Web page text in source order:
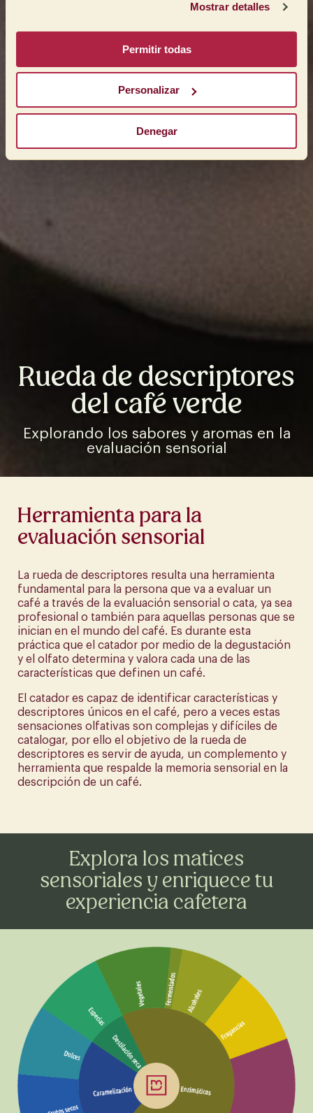
Mostrar detalles
Permitir todas
Personalizar
Denegar
Rueda de descriptores
del café verde
Explorando los sabores y aromas en la
evaluación sensorial
Herramienta para la
evaluación sensorial
La rueda de descriptores resulta una herramienta
fundamental para la persona que va a evaluar un
café a través de la evaluación sensorial o cata, ya sea
profesional o también para aquellas personas que se
inician en el mundo del café. Es durante esta
práctica que el catador por medio de la degustación
y el olfato determina y valora cada una de las
características que definen un café.
El catador es capaz de identificar características y
descriptores únicos en el café, pero a veces estas
sensaciones olfativas son complejas y difíciles de
catalogar, por ello el objetivo de la rueda de
descriptores es servir de ayuda, un complemento y
herramienta que respalde la memoria sensorial en la
descripción de un café.
Explora los matices
sensoriales y enriquece tu
experiencia cafetera